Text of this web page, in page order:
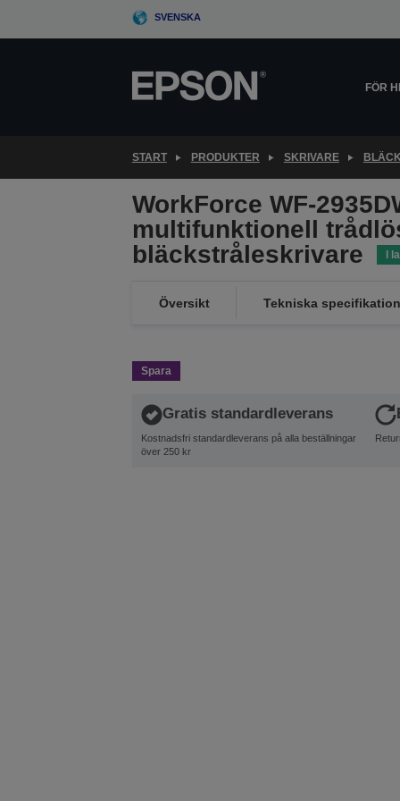
SVENSKA
FÖR
START PRODUKTER SKRIVARE
WorkForce WF-
multifunktionell
bläckstråleskrivare
I
Översikt Tekniska
Spara
Gratis standardleverans
Kostnadsfri standardleverans på alla beställningar
över 250 kr